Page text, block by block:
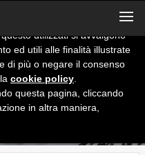
x
utilizzati si avvalgono
ed utili alle finalità illustrate
di più o negare il consenso
cookie policy
questa pagina, cliccando
in altra maniera,